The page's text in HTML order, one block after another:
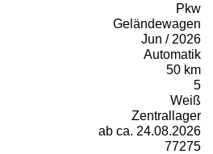
Pkw
Geländewagen
Jun / 2026
Automatik
50 km
5
Weiß
Zentrallager
ab ca. 24.08.2026
77275